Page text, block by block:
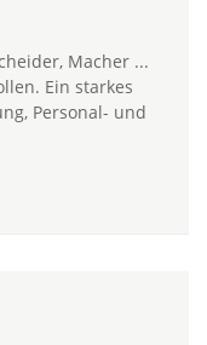
Macher ...
Ein starkes
Personal- und